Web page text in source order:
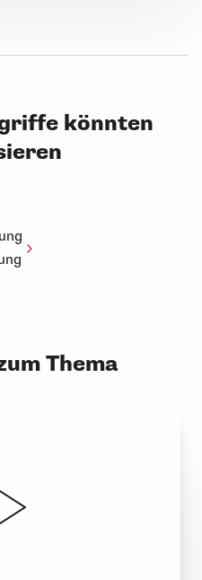
könnten
Thema